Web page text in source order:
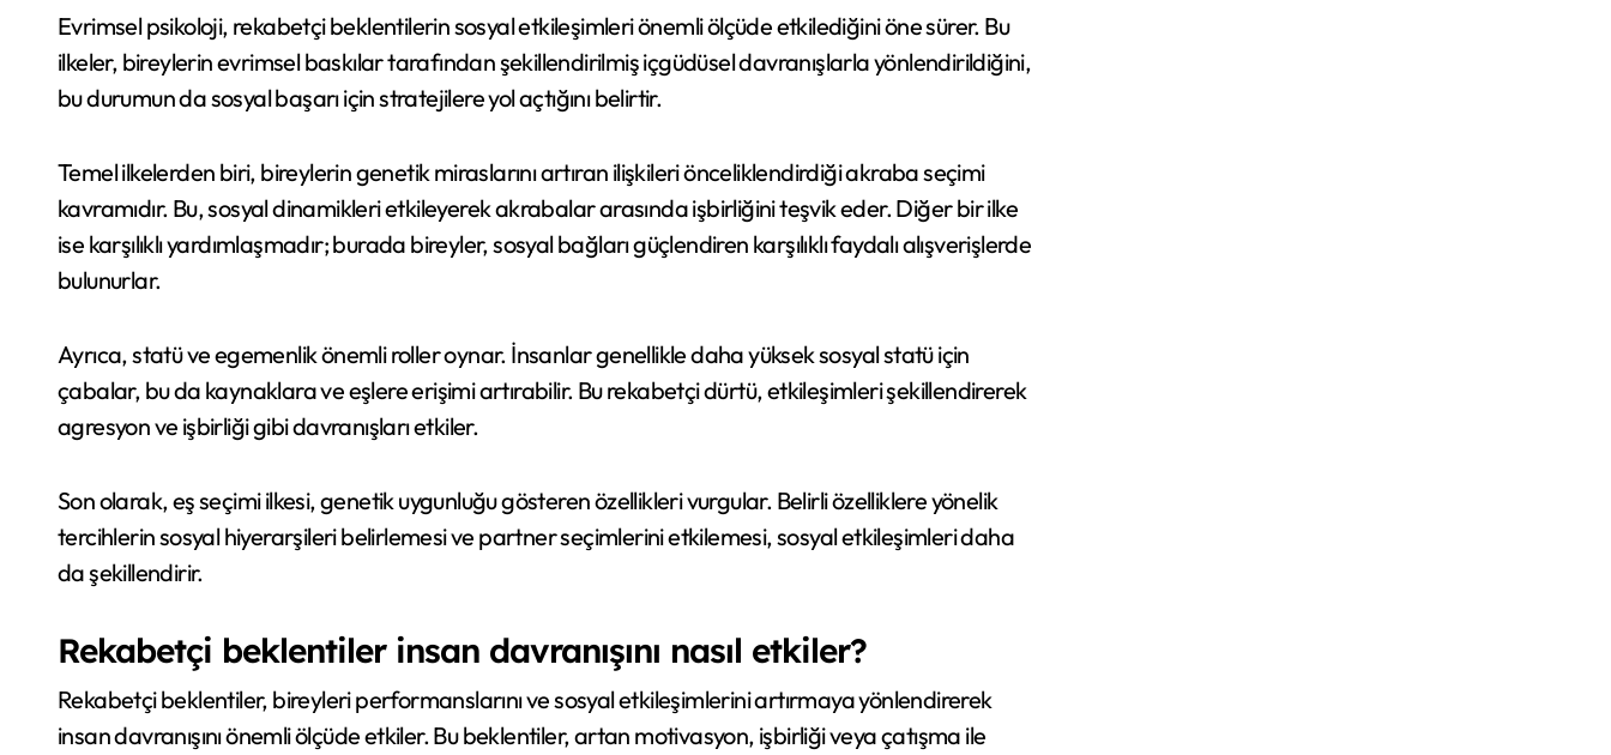
Evrimsel psikoloji, rekabetçi beklentilerin sosyal etkileşimleri önemli ölçüde etkilediğini öne sürer. Bu
ilkeler, bireylerin evrimsel baskılar tarafından şekillendirilmiş içgüdüsel davranışlarla yönlendirildiğini,
bu durumun da sosyal başarı için stratejilere yol açtığını belirtir.
Temel ilkelerden biri, bireylerin genetik miraslarını artıran ilişkileri önceliklendirdiği akraba seçimi
kavramıdır. Bu, sosyal dinamikleri etkileyerek akrabalar arasında işbirliğini teşvik eder. Diğer bir ilke
ise karşılıklı yardımlaşmadır; burada bireyler, sosyal bağları güçlendiren karşılıklı faydalı alışverişlerde
bulunurlar.
Ayrıca, statü ve egemenlik önemli roller oynar. İnsanlar genellikle daha yüksek sosyal statü için
çabalar, bu da kaynaklara ve eşlere erişimi artırabilir. Bu rekabetçi dürtü, etkileşimleri şekillendirerek
agresyon ve işbirliği gibi davranışları etkiler.
Son olarak, eş seçimi ilkesi, genetik uygunluğu gösteren özellikleri vurgular. Belirli özelliklere yönelik
tercihlerin sosyal hiyerarşileri belirlemesi ve partner seçimlerini etkilemesi, sosyal etkileşimleri daha
da şekillendirir.
Rekabetçi beklentiler insan davranışını nasıl etkiler?
Rekabetçi beklentiler, bireyleri performanslarını ve sosyal etkileşimlerini artırmaya yönlendirerek
insan davranışını önemli ölçüde etkiler. Bu beklentiler, artan motivasyon, işbirliği veya çatışma ile